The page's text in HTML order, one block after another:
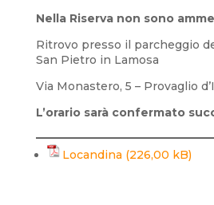
Nella Riserva non sono
Ritrovo presso il parcheggio
San Pietro in Lamosa
Via Monastero, 5 – Provaglio
L’orario sarà confermato
Locandina